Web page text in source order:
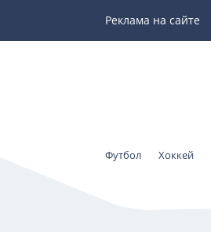
Реклама на сайте
Футбол Хоккей